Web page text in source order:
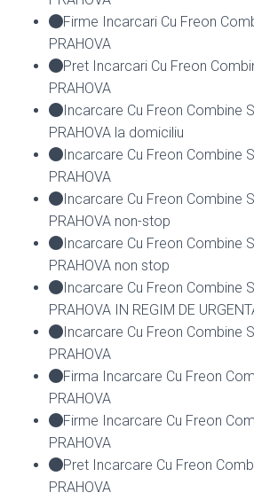
Firme Incarcari Cu Freon
PRAHOVA
Pret Incarcari Cu Freon
PRAHOVA
Incarcare Cu Freon Combine
PRAHOVA la domiciliu
Incarcare Cu Freon Combine
PRAHOVA
Incarcare Cu Freon Combine
PRAHOVA non-stop
Incarcare Cu Freon Combine
PRAHOVA non stop
Incarcare Cu Freon Combine
PRAHOVA IN REGIM DE
Incarcare Cu Freon Combine
PRAHOVA
Firma Incarcare Cu Freon
PRAHOVA
Firme Incarcare Cu Freon
PRAHOVA
Pret Incarcare Cu Freon
PRAHOVA